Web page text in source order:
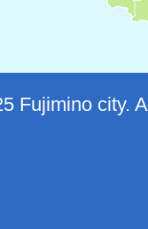
Fujimino city.